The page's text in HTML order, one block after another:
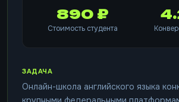
890 ₽
Стоимость студента
ЗАДАЧА
Онлайн-школа английского языка